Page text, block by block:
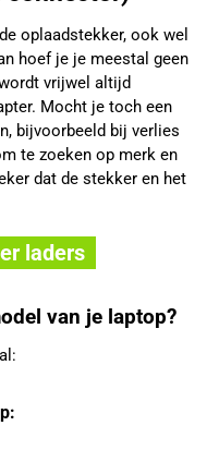
oplaadstekker, ook wel
hoef je je meestal geen
vrijwel altijd
Mocht je toch een
bijvoorbeeld bij verlies
te zoeken op merk en
dat de stekker en het
laders
van je laptop?